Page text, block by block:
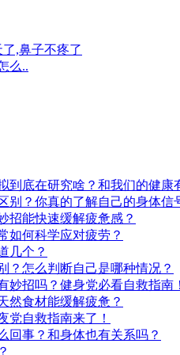
,鼻子不疼了
么..
到底在研究啥？和我们的健康
别？你真的了解自己的身体信
招能快速缓解疲惫感？
如何科学应对疲劳？
几个？
？怎么判断自己是哪种情况？
妙招吗？健身党必看自救指南！
然食材能缓解疲惫？
党自救指南来了！
回事？和身体也有关系吗？